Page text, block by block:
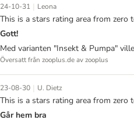
24-10-31 | Leona
This is a stars rating area from zero
Gott!
Med varianten "Insekt & Pumpa"
Översatt från zooplus.de av zooplus
23-08-30 | U. Dietz
This is a stars rating area from zero
Går hem bra